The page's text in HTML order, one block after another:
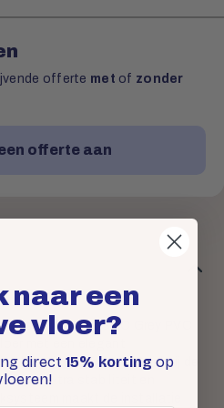
offerte met of zonder
offerte aan
Visgraat Click SRC Grey PVC
met een elegant
grijze houtlook. Dankzij de
vloer extra stabiliteit en
maakt de installatie
naar een
vloer?
direct 15% korting op